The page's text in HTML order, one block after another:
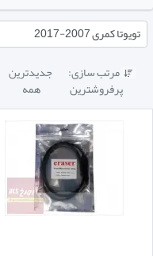
تویوتا کمری 2007-2017
 مرتب سازی: جدیدترین
پرفروشترین
همه